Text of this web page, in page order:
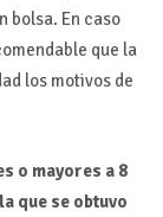
bolsa. En caso
que la
los motivos de
o mayores a 8
que se obtuvo